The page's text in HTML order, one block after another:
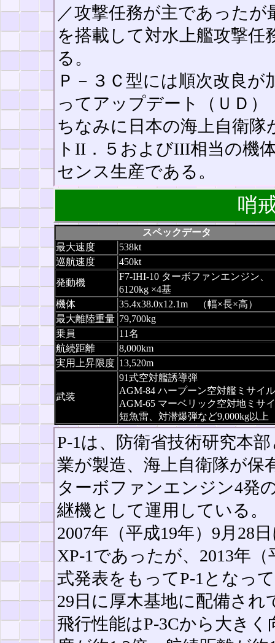
／攻撃任務が主であった
を搭載して対水上艦攻撃
る。
Ｐ－３Ｃ型には順次改良
ってアップデート（ＵＤ
ちなみに日本の海上自衛
トII．５およびIII相当の機
センス生産である。
哨
スペックデータ
最大速度
538kt
巡航速度
450kt
発動機
F7-IHI-10 ターボファンエンジン、
6120kg ×4基
機体
35.4x38.0x12.1m （幅×長×高）
最大離陸重量 79,700kg
乗員
11名
航続距離
8,000km
実用上昇限度 13,520m
武装
91式空対艦誘導弾
AGM-84 ハープーン空対艦ミサイル
AGM-65 マーベリック空対地ミサ
短魚雷、対潜爆弾など9,000kg以上
P-1は、防衛省技術研究本
業が製造、海上自衛隊が保
ターボファンエンジン4発
継機として運用している。
2007年（平成19年）9月28
XP-1であったが、2013年
式発表をもってP-1となっ
29日に厚木基地に配備され
飛行性能はP-3Cから大き